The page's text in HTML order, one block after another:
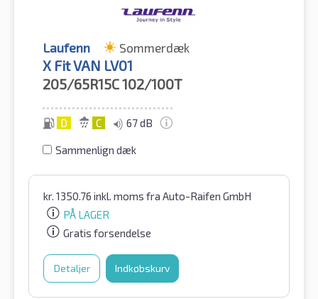
Laufenn Sommerdæk
X Fit VAN LV01
205/65R15C102/100T
D C 67 dB
Sammenlign dæk
kr. 1350.76 inkl. moms fra Auto-Raifen GmbH
PÅ LAGER
Gratis forsendelse
Detaljer Indkøbskurv